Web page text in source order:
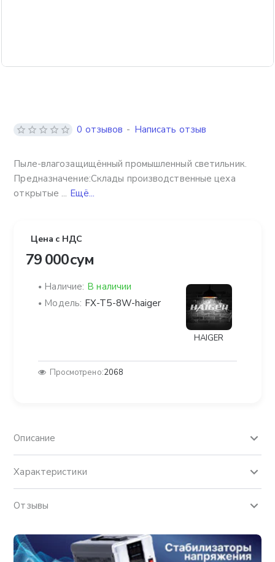
Пыле-влагозащищённый промышленный светильник.
Предназначение:Склады производственные цеха
открытые ... Ещё...
0 отзывов - Написать отзыв
Цена с НДС
79 000 сум
Наличие: В наличии
Модель: FX-T5-8W-haiger
HAIGER
Просмотрено:2068
Описание
Характеристики
Отзывы